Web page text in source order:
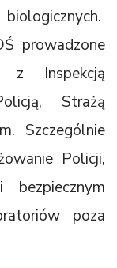
prowadzone
z Inspekcją
Strażą
Szczególnie
Policji,
poza